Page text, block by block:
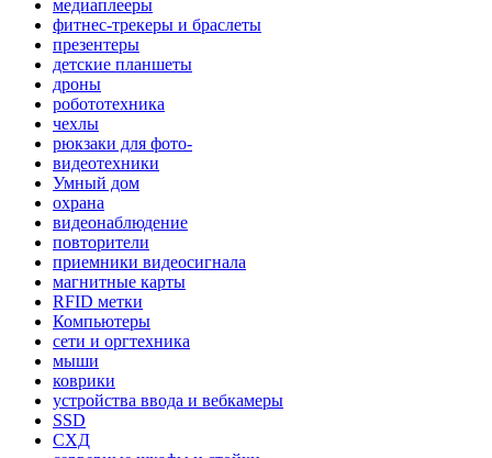
медиаплееры
фитнес-трекеры и браслеты
презентеры
детские планшеты
дроны
робототехника
чехлы
рюкзаки для фото-
видеотехники
Умный дом
охрана
видеонаблюдение
повторители
приемники видеосигнала
магнитные карты
RFID метки
Компьютеры
сети и оргтехника
мыши
коврики
устройства ввода и вебкамеры
SSD
СХД